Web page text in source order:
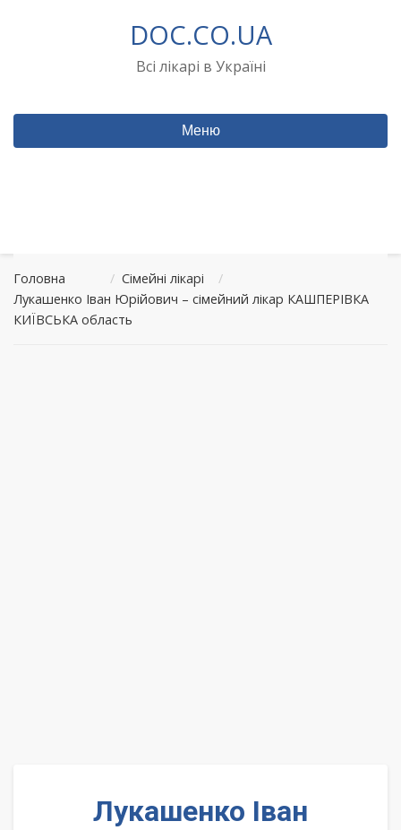
DOC.CO.UA
Всі лікарі в Україні
Меню
Головна / Сімейні лікарі
/
Лукашенко Іван Юрійович – сімейний лікар КАШПЕРІВКА
КИЇВСЬКА область
Лукашенко Іван